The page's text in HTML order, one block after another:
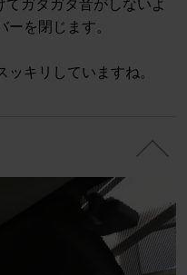
ガタガタ音がしないよ
ーを閉じます。
キリしていますね。